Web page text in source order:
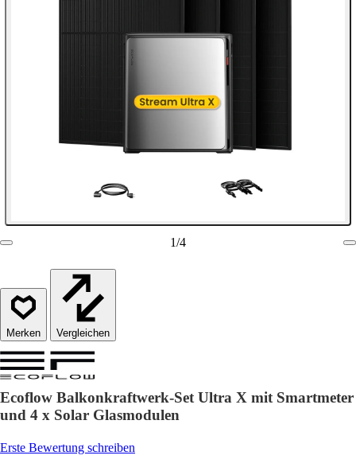
1/4
Vergleichen
Ecoflow Balkonkraftwerk-Set Ultra X mit Smartmeter
und 4 x Solar Glasmodulen
Erste Bewertung schreiben